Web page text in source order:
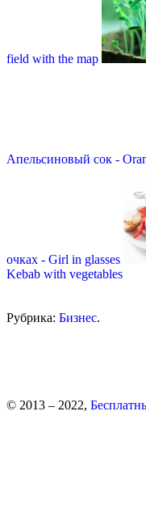
field with the map
Апельсиновый сок -
очках - Girl in glasses
Kebab with vegetables
Рубрика: Бизнес.
© 2013 – 2022,